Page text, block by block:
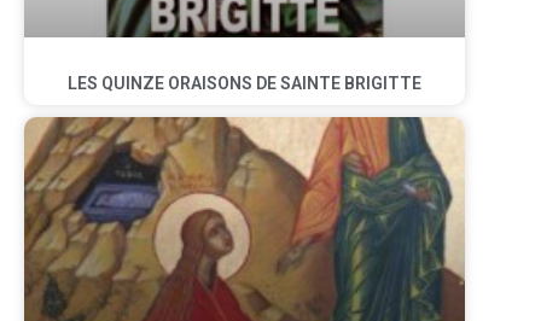
LES QUINZE ORAISONS DE SAINTE BRIGITTE